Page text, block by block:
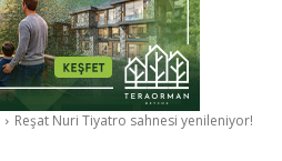
Reşat Nuri Tiyatro sahnesi yenileniyor!